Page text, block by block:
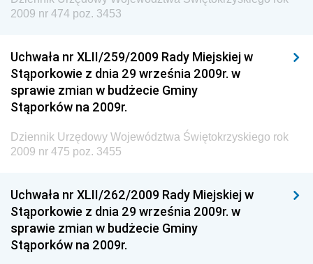
Dziennik Urzędowy Ministra Cyfryzacji
Dziennik Urzędowy Ministra Infrastruktury i
Budownictwa
Dziennik Urzędowy Ministra Gospodarki Morskiej i
Dziennik Urzędowy Ministra Energii
Dziennik Urzędowy Ministra Sprawiedliwości
Dziennik Urzędowy Ministra Rozwoju i Finansów
Dziennik Urzędowy Wyższego Urzędu Górniczego
2009 nr 474 poz. 3453
Uchwała nr XLII/259/2009 Rady Miejskiej w
Stąporkowie z dnia 29 września 2009r. w
sprawie zmian w budżecie Gminy
Stąporków na 2009r.
Dziennik Urzędowy Województwa Świętokrzyskiego rok
2009 nr 475 poz. 3455
Uchwała nr XLII/262/2009 Rady Miejskiej w
Stąporkowie z dnia 29 września 2009r. w
sprawie zmian w budżecie Gminy
Stąporków na 2009r.